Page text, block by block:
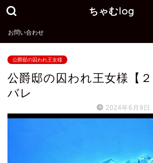
ちゃむlog
お問い合わせ
公爵邸の囚われ王女様
公爵邸の囚われ王女様【
バレ
2024年6月9日